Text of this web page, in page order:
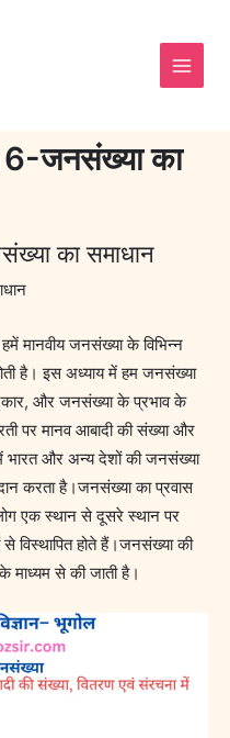
6-जनसंख्या का
का समाधान
मानवीय जनसंख्या के विभिन्न
है। इस अध्याय में हम जनसंख्या
और जनसंख्या के प्रभाव के
पर मानव आबादी की संख्या और
भारत और अन्य देशों की जनसंख्या
करता है।जनसंख्या का प्रवास
एक स्थान से दूसरे स्थान पर
से विस्थापित होते हैं।जनसंख्या की
से की जाती है।